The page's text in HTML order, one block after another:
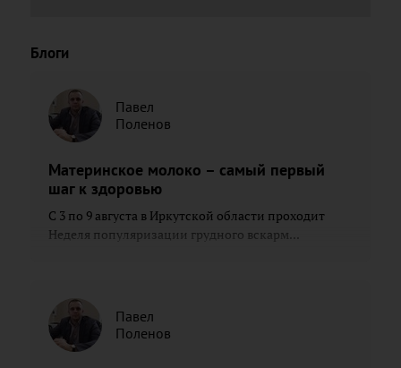
Блоги
Павел
Поленов
Материнское молоко – самый первый
шаг к здоровью
С 3 по 9 августа в Иркутской области проходит
Неделя популяризации грудного вскарм...
Павел
Поленов